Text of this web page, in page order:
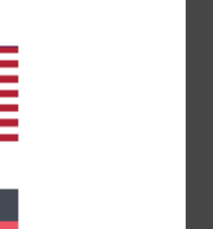
DIESES PRODUKT